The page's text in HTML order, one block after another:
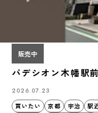
販売中
パデシオン木幡駅
2026.07.23
買いたい
京都 宇治 駅